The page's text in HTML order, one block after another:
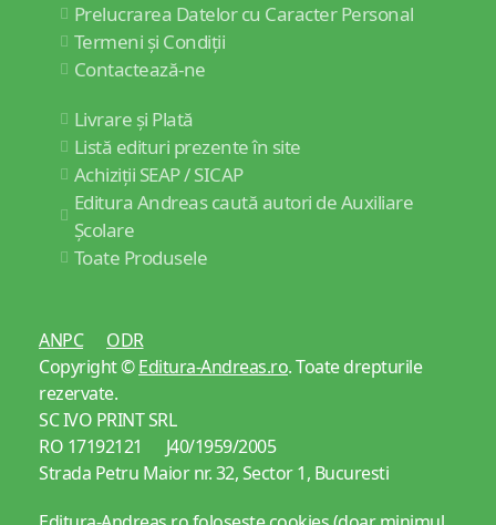
Prelucrarea Datelor cu Caracter Personal
Termeni și Condiții
Contactează-ne
Livrare și Plată
Listă edituri prezente în site
Achiziții SEAP / SICAP
Editura Andreas caută autori de Auxiliare
Școlare
Toate Produsele
ANPC
ODR
Copyright ©Editura-Andreas.ro. Toate drepturile
rezervate.
SC IVO PRINT SRL
RO 17192121 J40/1959/2005
Strada Petru Maior nr. 32, Sector 1, Bucuresti